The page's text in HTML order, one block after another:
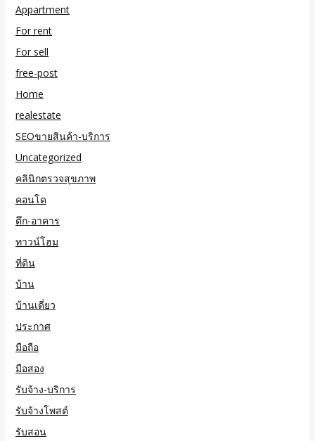
Appartment
For rent
For sell
free-post
Home
realestate
SEOขายสินค้า-บริการ
Uncategorized
คลินิกตรวจสุขภาพ
คอนโด
ตึก-อาคาร
ทาวน์โฮม
ที่ดิน
บ้าน
บ้านเดี่ยว
ประกาศ
มือถือ
มือสอง
รับจ้าง-บริการ
รับจ้างโพสต์
รับสอน